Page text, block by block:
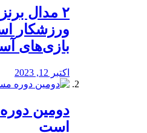
ورزشکار
بازی‌های
اکتبر 12, 2023
دومین دوره
است